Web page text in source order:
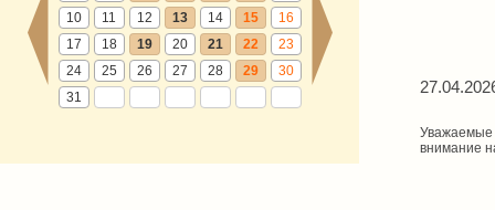
10
11 12 13 14 15
16
17
18 19 20 21 22
23
24
25 26 27 28 29
30
31
Уважаемые
внимание